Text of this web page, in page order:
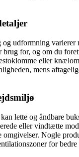
og udformning varierer
brug for, og om du
eller
mens
lette og åndbare
eller vindtætte
omgivelser. Nogle
for